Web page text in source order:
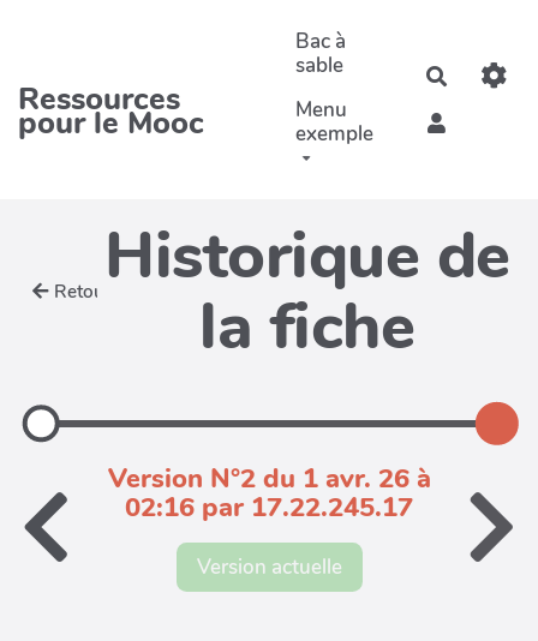
Ressources
pour le Mooc
Bac à
sable
Menu
exemple
Retour Historique de
la fiche
Version N°2 du 1 avr. 26 à
02:16 par 17.22.245.17
Version actuelle